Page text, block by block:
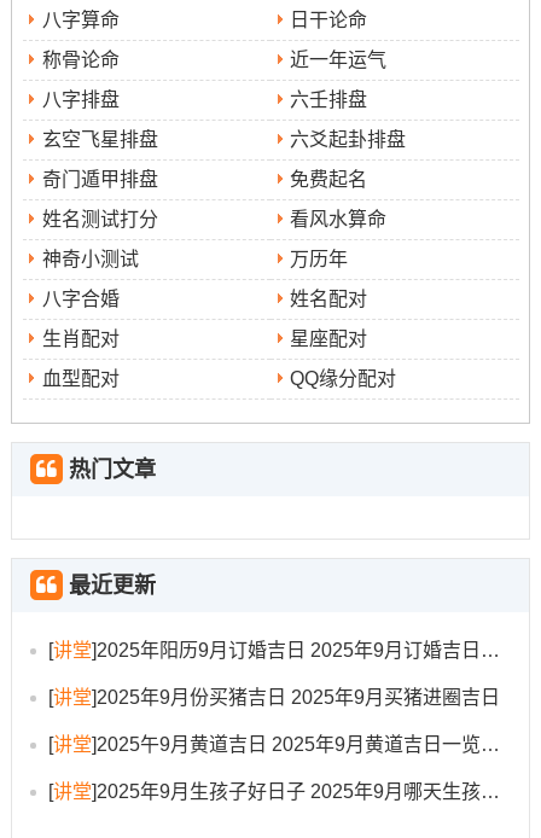
土、除服、成服
吉时:己卯时（5:00-6:59）、辛巳时（9:00-10:59）、癸未
时（13：00-14:59）、甲申时（15：00-16:59）、乙酉时
（17:00-18:59）、丙戌时（19:00-20:59）、丁亥时
（21：00-22:59）
冲煞:冲狗
适合人群：此日“六盒”是极利婚姻的吉神 -代表合作同融
洽,且无冲煞- 近乎全人群适用；尤其适合举办大型婚礼或
户外仪式。
典礼！
宜:祭祀、理发、会亲友、进人口、嫁娶、针灸、入殓、移
柩
忌 ：探病、开渠、安葬、伐木、作灶、入宅
吉时:癸卯时（5:00-6:59）、乙巳时（9:00-10:59）、丁未
时（13:00-14:59）、戊申时（15：00-16:59）、己酉时
（17:00-18:59）、辛亥时（21:00-22:59）
八字算命
日干论命
称骨论命
近一年运气
八字排盘
六壬排盘
玄空飞星排盘
六爻起卦排盘
奇门遁甲排盘
免费起名
姓名测试打分
看风水算命
神奇小测试
万历年
八字合婚
姓名配对
生肖配对
星座配对
血型配对
QQ缘分配对
热门文章
最近更新
[讲堂]2025年阳历9月订婚吉日 2025年9月订婚吉日有哪几天
[讲堂]2025年9月份买猪吉日 2025年9月买猪进圈吉日
[讲堂]2025午9月黄道吉日 2025年9月黄道吉日一览表大全
[讲堂]2025年9月生孩子好日子 2025年9月哪天生孩子比较好